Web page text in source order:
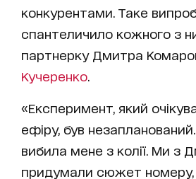
конкурентами. Таке
спантеличило кожного з
партнерку Дмитра
Кучеренко
«Експеримент, який
ефіру, був
вибила мене з колії. Ми з
придумали сюжет номеру,